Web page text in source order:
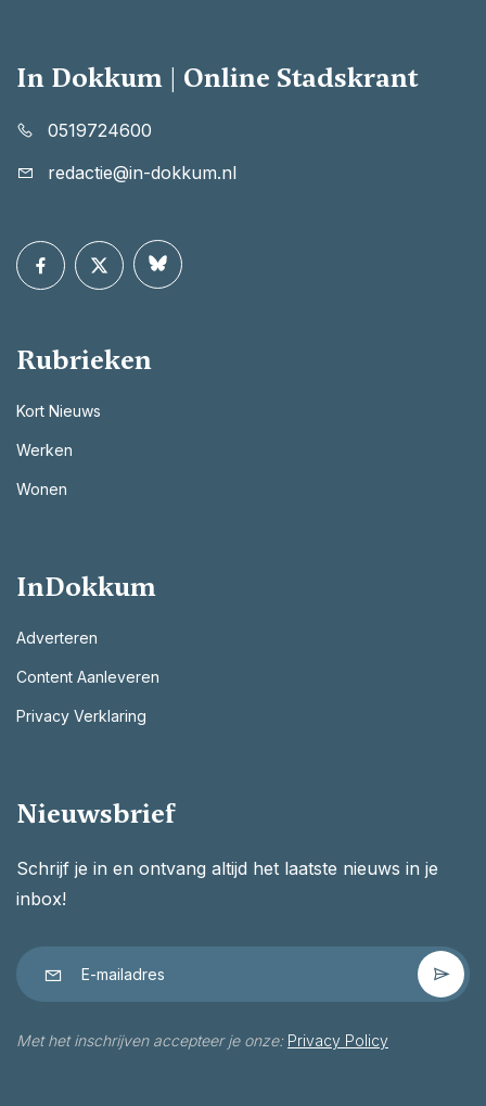
In Dokkum | Online Stadskrant
0519724600
redactie@in-dokkum.nl
Rubrieken
Kort Nieuws
Werken
Wonen
InDokkum
Adverteren
Content Aanleveren
Privacy Verklaring
Nieuwsbrief
Schrijf je in en ontvang altijd het laatste nieuws in je
inbox!
Met het inschrijven accepteer je onze: Privacy Policy